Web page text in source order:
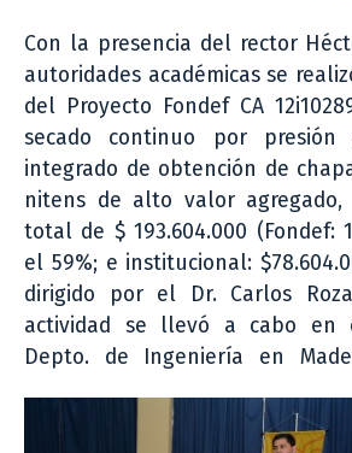
Con la presencia del rector
autoridades académicas se
del Proyecto Fondef CA
secado continuo por
integrado de obtención de
nitens de alto valor
total de $ 193.604.000 (Fondef:
el 59%; e institucional:
dirigido por el Dr. Carlos
actividad se llevó a cabo en
Depto. de Ingeniería en